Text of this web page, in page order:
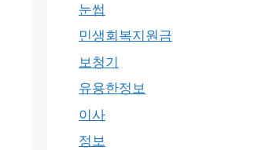
눈썹
민생회복지원금
보청기
유용한정보
이사
정보